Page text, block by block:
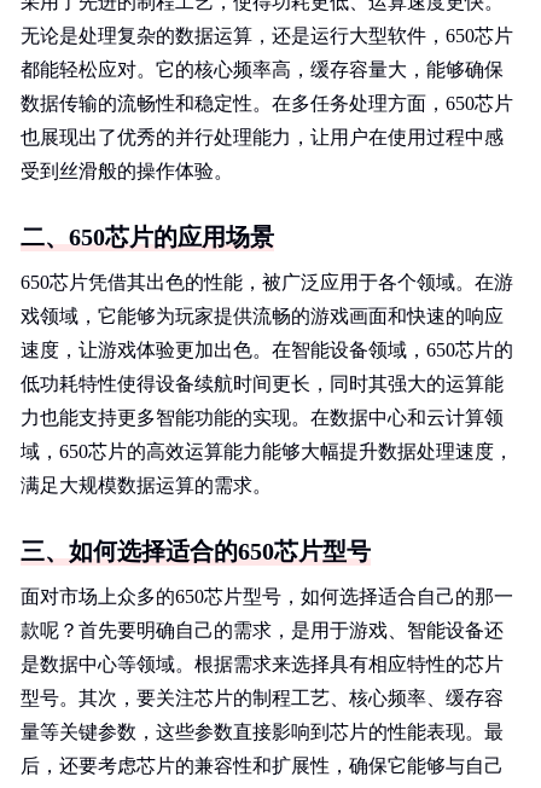
无论是处理复杂的数据运算，还是运行大型软件，650芯片
都能轻松应对。它的核心频率高，缓存容量大，能够确保
数据传输的流畅性和稳定性。在多任务处理方面，650芯片
也展现出了优秀的并行处理能力，让用户在使用过程中感
受到丝滑般的操作体验。
二、650芯片的应用场景
650芯片凭借其出色的性能，被广泛应用于各个领域。在游
戏领域，它能够为玩家提供流畅的游戏画面和快速的响应
速度，让游戏体验更加出色。在智能设备领域，650芯片的
低功耗特性使得设备续航时间更长，同时其强大的运算能
力也能支持更多智能功能的实现。在数据中心和云计算领
域，650芯片的高效运算能力能够大幅提升数据处理速度，
满足大规模数据运算的需求。
三、如何选择适合的650芯片型号
面对市场上众多的650芯片型号，如何选择适合自己的那一
款呢？首先要明确自己的需求，是用于游戏、智能设备还
是数据中心等领域。根据需求来选择具有相应特性的芯片
型号。其次，要关注芯片的制程工艺、核心频率、缓存容
量等关键参数，这些参数直接影响到芯片的性能表现。最
后，还要考虑芯片的兼容性和扩展性，确保它能够与自己